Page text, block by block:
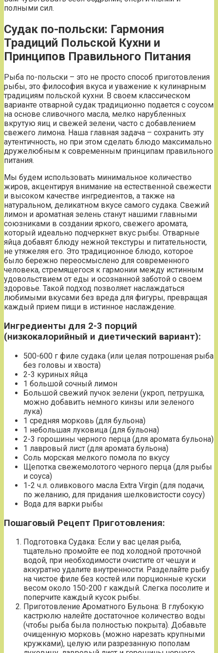
полными сил.
Судак по-польски: Гармония
Традиций Польской Кухни и
Принципов Правильного Питания
Рыба по-польски – это не просто способ приготовления
рыбы, это философия вкуса и уважение к кулинарным
традициям польской кухни. В своем классическом
варианте отварной судак традиционно подается с соусом
на основе сливочного масла, мелко нарубленных
вкрутую яиц и свежей зелени, часто с добавлением
свежего лимона. Наша главная задача – сохранить эту
аутентичность, но при этом сделать блюдо максимально
дружелюбным к современным принципам правильного
питания.
Мы будем использовать минимальное количество
жиров, акцентируя внимание на естественной свежести
и высоком качестве ингредиентов, а также на
натуральном, деликатном вкусе самого судака. Свежий
лимон и ароматная зелень станут нашими главными
союзниками в создании яркого, свежего аромата,
который идеально подчеркнет вкус рыбы. Отварные
яйца добавят блюду нежной текстуры и питательности,
не утяжеляя его. Это традиционное блюдо, которое
было бережно переосмыслено для современного
человека, стремящегося к гармонии между истинным
удовольствием от еды и осознанной заботой о своем
здоровье. Такой подход позволяет наслаждаться
любимыми вкусами без вреда для фигуры, превращая
каждый прием пищи в истинное наслаждение.
Ингредиенты для 2-3 порций
(низкокалорийный и диетический вариант):
500-600 г филе судака (или целая потрошеная рыба
без головы и хвоста)
2-3 куриных яйца
1 большой сочный лимон
Большой свежий пучок зелени (укроп, петрушка,
можно добавить немного кинзы или зеленого
лука)
1 средняя морковь (для бульона)
1 небольшая луковица (для бульона)
2-3 горошины черного перца (для аромата бульона)
1 лавровый лист (для аромата бульона)
Соль морская мелкого помола по вкусу
Щепотка свежемолотого черного перца (для рыбы
и соуса)
1-2 ч.л. оливкового масла Extra Virgin (для подачи,
по желанию, для придания шелковистости соусу)
Вода для варки рыбы
Пошаговый Рецепт Приготовления:
Подготовка Судака: Если у вас целая рыба,
тщательно промойте ее под холодной проточной
водой, при необходимости очистите от чешуи и
аккуратно удалите внутренности. Разделайте рыбу
на чистое филе без костей или порционные куски
весом около 150-200 г каждый. Слегка посолите и
поперчите каждый кусок рыбы.
Приготовление Ароматного Бульона: В глубокую
кастрюлю налейте достаточное количество воды
(чтобы рыба была полностью покрыта). Добавьте
очищенную морковь (можно нарезать крупными
кружками), целую или разрезанную пополам